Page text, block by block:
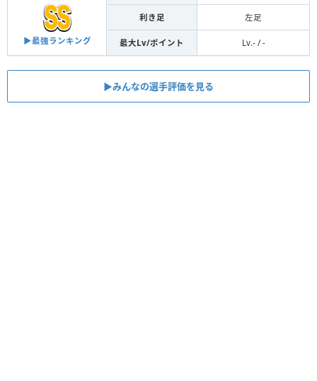
▶︎最強ランキング
利き足 左足
最大Lv/ポイント Lv.- / -
▶︎みんなの選手評価を見る